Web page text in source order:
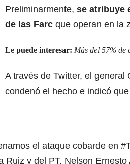
Preliminarmente, se atribuye
de las Farc que operan en la
Le puede interesar: Más del 57% de
A través de Twitter, el
condenó el hecho e indicó
el ataque cobarde en
Ruiz y del PT. Nelson